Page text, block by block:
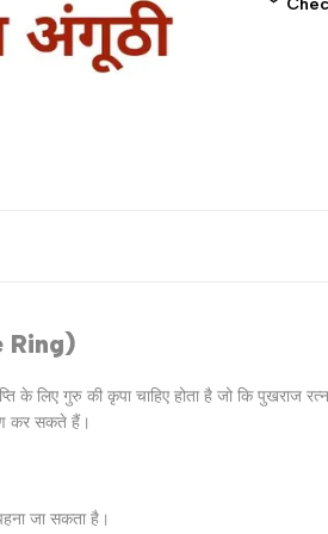
Ring)
के लिए गुरु की कृपा चाहिए होता है जो कि
कर सकते हैं।
जा सकता है।